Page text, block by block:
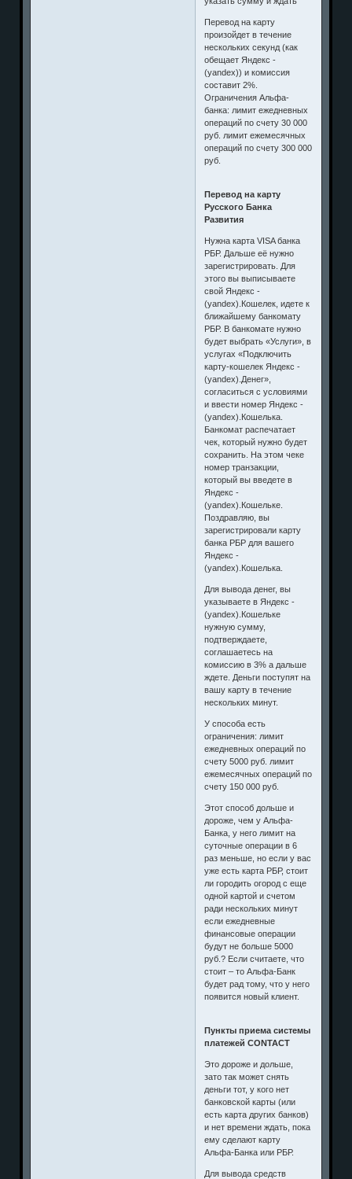
Перевод на карту
произойдет в течение
нескольких секунд (как
обещает Яндекс -
(yandex)) и комиссия
составит 2%.
Ограничения Альфа-
банка: лимит ежедневных
операций по счету 30 000
руб. лимит ежемесячных
операций по счету 300 000
руб.
Перевод на карту
Русского Банка
Развития
Нужна карта VISA банка
РБР. Дальше её нужно
зарегистрировать. Для
этого вы выписываете
свой Яндекс -
(yandex).Кошелек, идете к
ближайшему банкомату
РБР. В банкомате нужно
будет выбрать «Услуги», в
услугах «Подключить
карту-кошелек Яндекс -
(yandex).Денег»,
согласиться с условиями
и ввести номер Яндекс -
(yandex).Кошелька.
Банкомат распечатает
чек, который нужно будет
сохранить. На этом чеке
номер транзакции,
который вы введете в
Яндекс -
(yandex).Кошельке.
Поздравляю, вы
зарегистрировали карту
банка РБР для вашего
Яндекс -
(yandex).Кошелька.
Для вывода денег, вы
указываете в Яндекс -
(yandex).Кошельке
нужную сумму,
подтверждаете,
соглашаетесь на
комиссию в 3% а дальше
ждете. Деньги поступят на
вашу карту в течение
нескольких минут.
У способа есть
ограничения: лимит
ежедневных операций по
счету 5000 руб. лимит
ежемесячных операций по
счету 150 000 руб.
Этот способ дольше и
дороже, чем у Альфа-
Банка, у него лимит на
суточные операции в 6
раз меньше, но если у вас
уже есть карта РБР, стоит
ли городить огород с еще
одной картой и счетом
ради нескольких минут
если ежедневные
финансовые операции
будут не больше 5000
руб.? Если считаете, что
стоит – то Альфа-Банк
будет рад тому, что у него
появится новый клиент.
Пункты приема системы
платежей CONTACT
Это дороже и дольше,
зато так может снять
деньги тот, у кого нет
банковской карты (или
есть карта других банков)
и нет времени ждать, пока
ему сделают карту
Альфа-Банка или РБР.
Для вывода средств